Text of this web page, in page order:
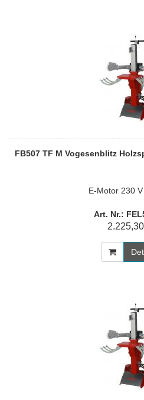
FB507 TF M Vogesenblitz
E-Motor 230
Art. Nr.: